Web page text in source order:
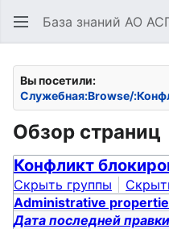
База знаний АО
Вы посетили:
Служебная:Browse/
Обзор страниц
Конфликт
Скрыть группы
Administrative
Дата последней правки